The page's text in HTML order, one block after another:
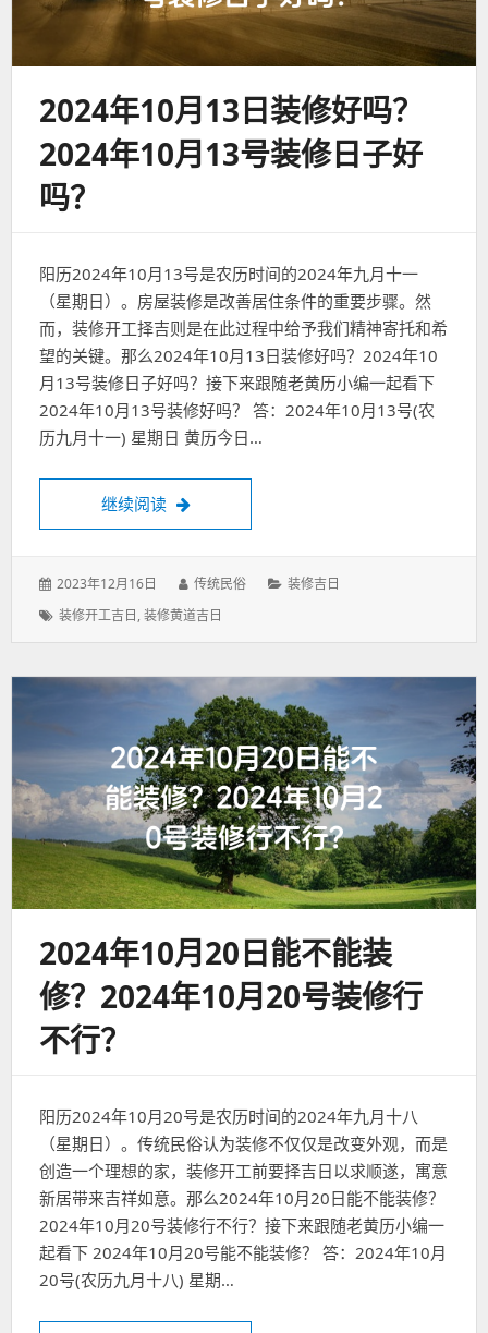
2024年10月13日装修好吗？
2024年10月13号装修日子好
吗？
阳历2024年10月13号是农历时间的2024年九月十一
（星期日）。房屋装修是改善居住条件的重要步骤。然
而，装修开工择吉则是在此过程中给予我们精神寄托和希
望的关键。那么2024年10月13日装修好吗？2024年10
月13号装修日子好吗？接下来跟随老黄历小编一起看下
2024年10月13号装修好吗？ 答：2024年10月13号(农
历九月十一) 星期日 黄历今日…
继续阅读 2024年10月13日装修好吗？2024年10月
发
于：
2023年12月16日
作
传统民俗
分
装修吉日
标
装修开工吉日,装修黄道吉日
2024年10月20日能不能装
修？2024年10月20号装修行
不行？
阳历2024年10月20号是农历时间的2024年九月十八
（星期日）。传统民俗认为装修不仅仅是改变外观，而是
创造一个理想的家，装修开工前要择吉日以求顺遂，寓意
新居带来吉祥如意。那么2024年10月20日能不能装修？
2024年10月20号装修行不行？接下来跟随老黄历小编一
起看下 2024年10月20号能不能装修？ 答：2024年10月
20号(农历九月十八) 星期…